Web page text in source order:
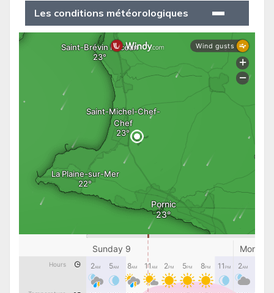
Les conditions météorologiques